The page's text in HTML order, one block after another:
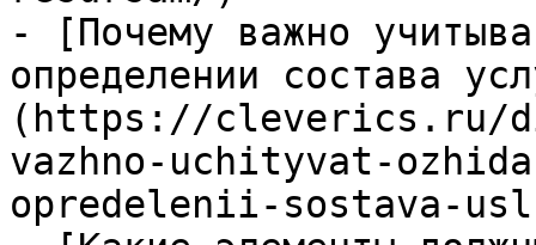
- [Почему важно
определении состава
(https://cleverics.ru/
vazhno-uchityvat-
opredelenii-sostava-